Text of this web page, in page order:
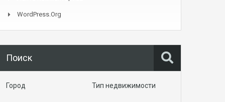
WordPress.org
Поиск
Город Тип недвижимости